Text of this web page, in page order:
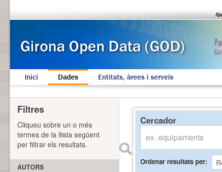
Inici Dades Entitats, àrees i serveis
Cercador
Ordenar resultats per
Filtres
Cliqueu sobre un o més
termes de la llista següent
per filtrar els resultats.
AUTORS